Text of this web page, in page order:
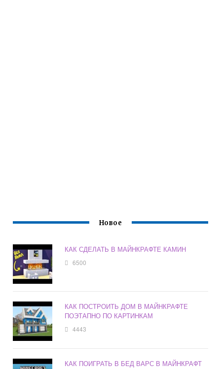
Новое
КАК СДЕЛАТЬ В МАЙНКРАФТЕ КАМИН
6500
КАК ПОСТРОИТЬ ДОМ В МАЙНКРАФТЕ
ПОЭТАПНО ПО КАРТИНКАМ
4443
КАК ПОИГРАТЬ В БЕД ВАРС В МАЙНКРАФТ